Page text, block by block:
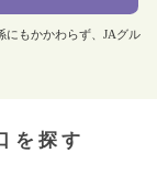
にもかかわらず、JAグル
を探す